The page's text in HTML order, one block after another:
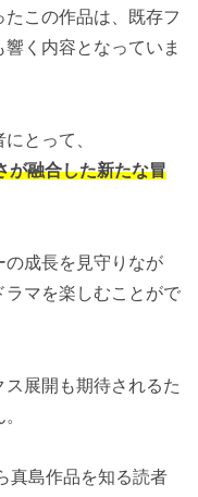
この作品は、既存フ
く内容となっていま
とって、
が融合した新たな冒
の成長を見守りなが
ラマを楽しむことがで
展開も期待されるた
真島作品を知る読者